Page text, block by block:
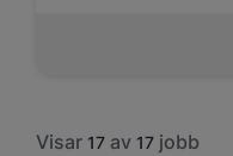
Visar 17 av 17 jobb